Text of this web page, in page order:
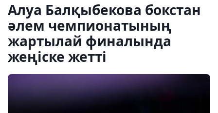
Алуа Балқыбекова бокстан
әлем чемпионатының
жартылай финалында
жеңіске жетті